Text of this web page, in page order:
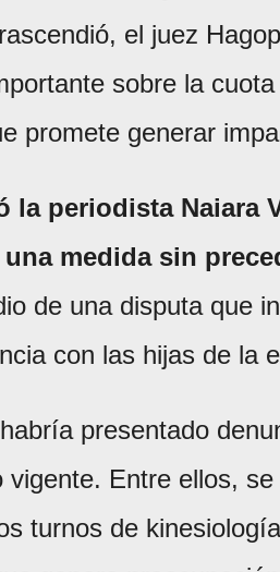
el juez
sobre la
promete generar
la periodista Naiara
medida sin
de una disputa que
con las hijas de la
presentado
Entre ellos,
turnos de